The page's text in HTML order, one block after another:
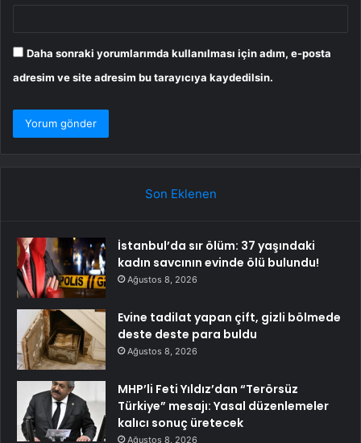
Daha sonraki yorumlarımda kullanılması için adım, e-posta
adresim ve site adresim bu tarayıcıya kaydedilsin.
Son Eklenen
İstanbul’da sır ölüm: 37 yaşındaki
kadın savcının evinde ölü bulundu!
Ağustos 8, 2026
Evine tadilat yapan çift, gizli bölmede
deste deste para buldu
Ağustos 8, 2026
MHP’li Feti Yıldız’dan “Terörsüz
Türkiye” mesajı: Yasal düzenlemeler
kalıcı sonuç üretecek
Ağustos 8, 2026